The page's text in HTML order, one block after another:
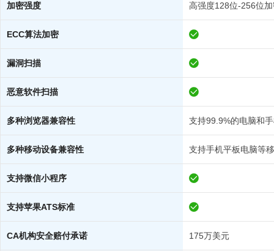
加密强度 高强度128位-256位
ECC算法加密
漏洞扫描
恶意软件扫描
多种浏览器兼容性 支持99.9%的电脑和
多种移动设备兼容性 支持手机平板电脑等
支持微信小程序
支持苹果ATS标准
CA机构安全赔付承诺 175万美元